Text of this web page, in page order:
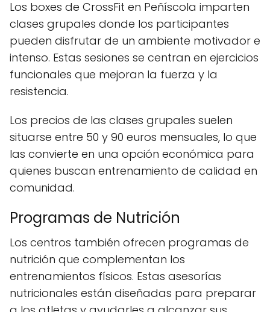
Los boxes de CrossFit en Peñíscola imparten
clases grupales donde los participantes
pueden disfrutar de un ambiente motivador e
intenso. Estas sesiones se centran en ejercicios
funcionales que mejoran la fuerza y la
resistencia.
Los precios de las clases grupales suelen
situarse entre 50 y 90 euros mensuales, lo que
las convierte en una opción económica para
quienes buscan entrenamiento de calidad en
comunidad.
Programas de Nutrición
Los centros también ofrecen programas de
nutrición que complementan los
entrenamientos físicos. Estas asesorías
nutricionales están diseñadas para preparar